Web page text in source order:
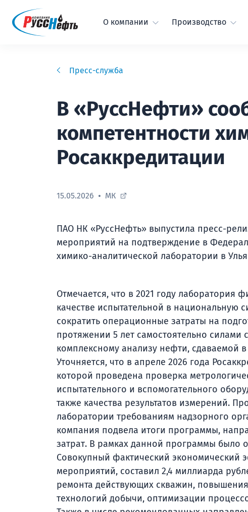
О компании Производство
Пресс-служба
В «РуссНефти»
компетентности
Росаккредитации
15.05.2026 МК
ПАО НК «РуссНефть» выпустила пресс-
мероприятий на подтверждение в
химико-аналитической лаборатории в
Отмечается, что в 2021 году лаборатория
качестве испытательной в национальную
сократить операционные затраты на
протяжении 5 лет самостоятельно
комплексному анализу нефти, сдаваемой
Уточняется, что в апреле 2026 года
которой проведена проверка
испытательного и вспомогательного
также качества результатов измерений.
лаборатории требованиям надзорного
компания подвела итоги программы,
затрат. В рамках данной программы было
Совокупный фактический экономический
мероприятий, составил 2,4 миллиарда
ремонта действующих скважин,
технологий добычи, оптимизации